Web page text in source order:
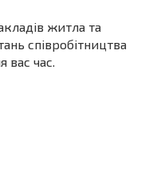
житла та
співробітництва
вас час.